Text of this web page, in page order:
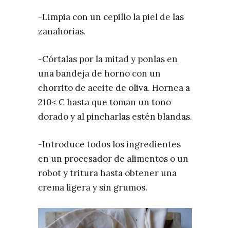
-Limpia con un cepillo la piel de las
zanahorias.
-Córtalas por la mitad y ponlas en
una bandeja de horno con un
chorrito de aceite de oliva. Hornea a
210< C hasta que toman un tono
dorado y al pincharlas estén blandas.
-Introduce todos los ingredientes
en un procesador de alimentos o un
robot y tritura hasta obtener una
crema ligera y sin grumos.